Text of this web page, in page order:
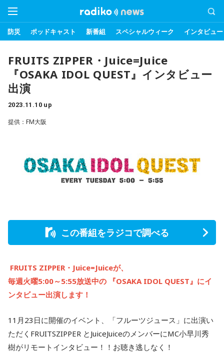
防災 ポッドキャスト 新番組 スペシャルウィーク インタビュー
FRUITS ZIPPER・Juice=Juice
『OSAKA IDOL QUEST』インタビュー
出演
2023.11.10 up
提供：FM大阪
この番組をラジコで調べる
FRUITS ZIPPER・Juice=Juiceが、
毎週火曜5:00～5:55放送中の 『OSAKA IDOL QUEST』にイ
ンタビュー出演します！
11月23日に開催のイベント、「フルーツジュース」に出演い
ただくFRUITSZIPPER とJuiceJuiceのメンバーにMC小早川秀
樹がリモートインタビュー！！お聴き逃しなく！